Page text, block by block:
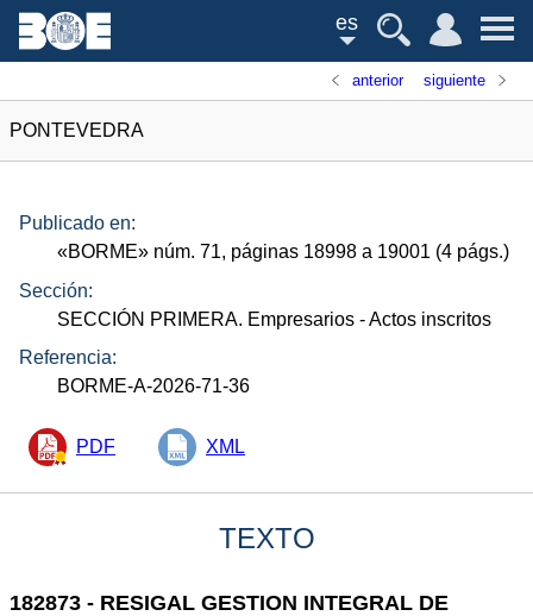
es
anterior siguiente
PONTEVEDRA
Publicado en:
«BORME» núm. 71, páginas 18998 a 19001 (4 págs.)
Sección:
SECCIÓN PRIMERA. Empresarios - Actos inscritos
Referencia:
BORME-A-2026-71-36
PDF XML
TEXTO
182873 - RESIGAL GESTION INTEGRAL DE